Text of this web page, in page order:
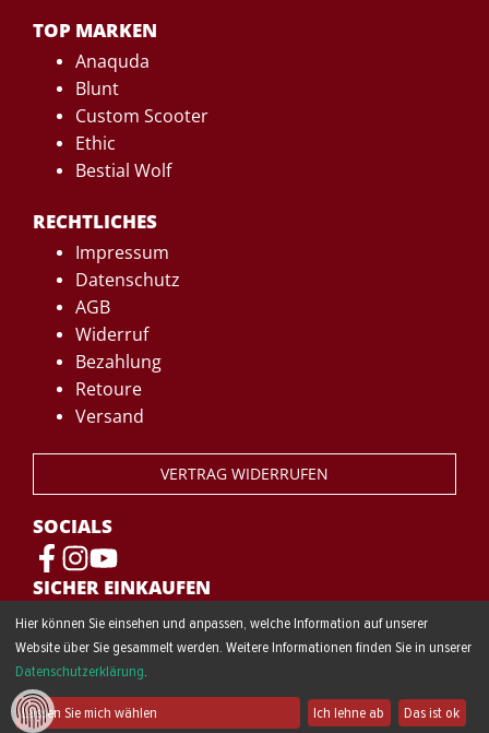
TOP MARKEN
Anaquda
Blunt
Custom Scooter
Ethic
Bestial Wolf
RECHTLICHES
Impressum
Datenschutz
AGB
Widerruf
Bezahlung
Retoure
Versand
VERTRAG WIDERRUFEN
SOCIALS
SICHER EINKAUFEN
© 2023 STUNT-SCOOTER.DE
Hier können Sie einsehen und anpassen, welche Information auf unserer
Website über Sie gesammelt werden. Weitere Informationen finden Sie in unserer
Datenschutzerklärung.
Lassen Sie mich wählen Ich lehne ab Das ist ok